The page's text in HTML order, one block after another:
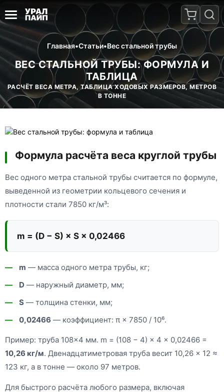
Главная•Статьи•Вес стальной трубы
ВЕС СТАЛЬНОЙ ТРУБЫ: ФОРМУЛА И
ТАБЛИЦА
РАСЧЁТ ВЕСА МЕТРА, ТАБЛИЦА ХОДОВЫХ РАЗМЕРОВ, МЕТРОВ
В ТОННЕ
Формула расчёта веса круглой трубы
Вес одного метра стальной трубы считается по формуле,
выведенной из геометрии кольцевого сечения и
плотности стали 7850 кг/м³:
m = (D − S) × S × 0,02466
m — масса одного метра трубы, кг;
D — наружный диаметр, мм;
S — толщина стенки, мм;
0,02466 — коэффициент: π × 7850 / 10⁶.
Пример: труба 108×4 мм. m = (108 − 4) × 4 × 0,02466 =
10,26 кг/м. Двенадцатиметровая труба весит 10,26 × 12 ≈
123 кг, а в тонне — около 97 метров.
Для быстрого расчёта любого размера, включая